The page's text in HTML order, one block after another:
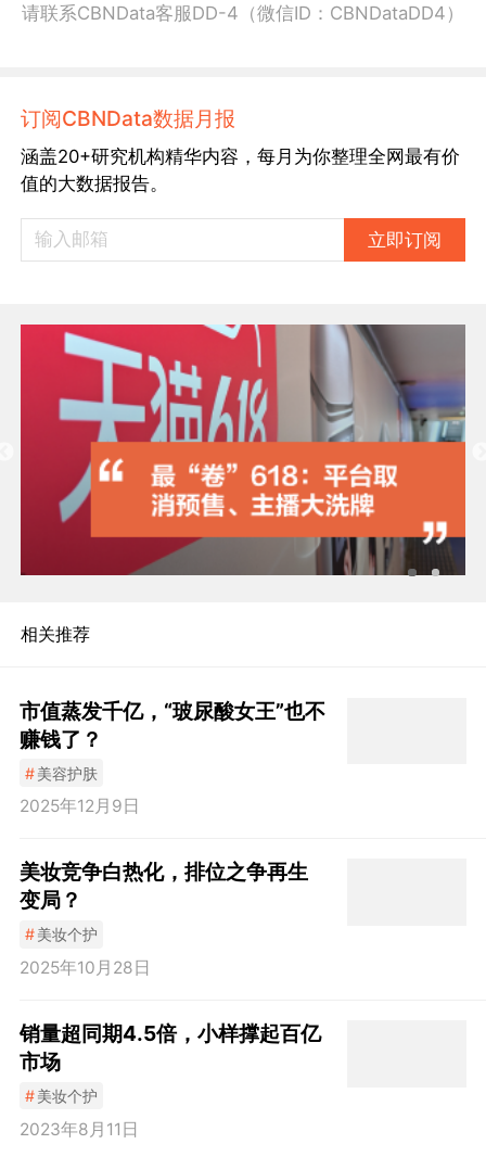
请联系CBNData客服DD-4（微信ID：CBNDataDD4）
订阅CBNData数据月报
涵盖20+研究机构精华内容，每月为你整理全网最有价
值的大数据报告。
立即订阅
相关推荐
市值蒸发千亿，“玻尿酸女王”也不
赚钱了？
#美容护肤
2025年12月9日
美妆竞争白热化，排位之争再生
变局？
#美妆个护
2025年10月28日
销量超同期4.5倍，小样撑起百亿
市场
#美妆个护
2023年8月11日